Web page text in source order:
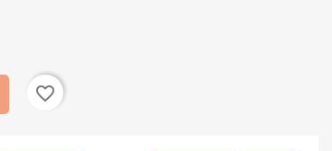
favorite_border